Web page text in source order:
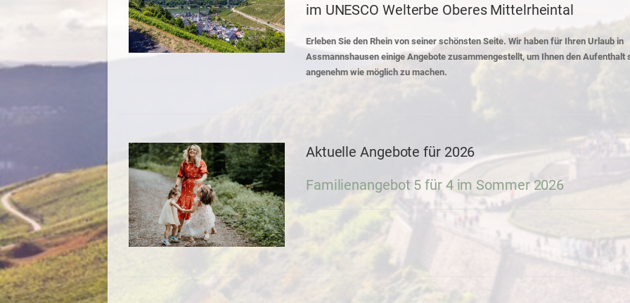
im UNESCO Welterbe Oberes Mittelrheintal
Erleben Sie den Rhein von seiner schönsten Seite. Wir haben für Ihren Urlaub in
Assmannshausen einige Angebote zusammengestellt, um Ihnen den Aufenthalt
angenehm wie möglich zu machen.
Aktuelle Angebote für 2026
Familienangebot 5 für 4 im Sommer 2026